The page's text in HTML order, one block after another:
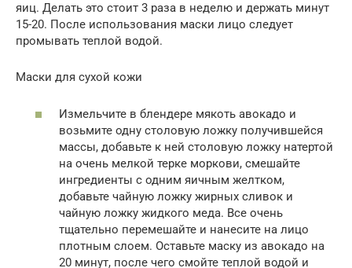
яиц. Делать это стоит 3 раза в неделю и держать минут
15-20. После использования маски лицо следует
промывать теплой водой.
Маски для сухой кожи
Измельчите в блендере мякоть авокадо и
возьмите одну столовую ложку получившейся
массы, добавьте к ней столовую ложку натертой
на очень мелкой терке моркови, смешайте
ингредиенты с одним яичным желтком,
добавьте чайную ложку жирных сливок и
чайную ложку жидкого меда. Все очень
тщательно перемешайте и нанесите на лицо
плотным слоем. Оставьте маску из авокадо на
20 минут, после чего смойте теплой водой и